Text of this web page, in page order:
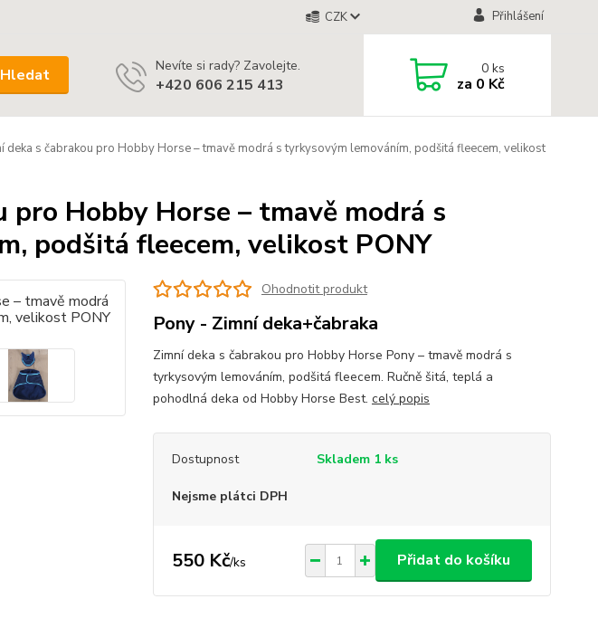
CZK Přihlášení
Hledat Nevíte si rady? Zavolejte.
+420 606 215 413
0ks
za 0 Kč
deka s čabrakou pro Hobby Horse – tmavě modrá s tyrkysovým lemováním, podšitá fleecem, velikost
pro Hobby Horse – tmavě modrá s
podšitá fleecem, velikost PONY
Ohodnotit produkt
Pony - Zimní deka+čabraka
Zimní deka s čabrakou pro Hobby Horse Pony – tmavě modrá s
tyrkysovým lemováním, podšitá fleecem. Ručně šitá, teplá a
pohodlná deka od Hobby Horse Best. celý popis
Dostupnost Skladem 1 ks
Nejsme plátci DPH
550 Kč/ks Přidat do košíku